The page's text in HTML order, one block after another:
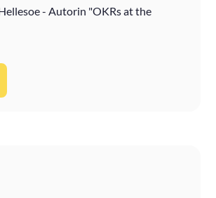
- Autorin "OKRs at the